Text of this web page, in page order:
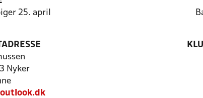
25. april
Nyker